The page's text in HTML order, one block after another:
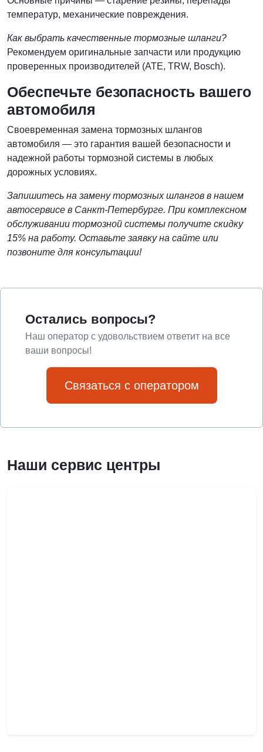
температур, механические повреждения.
Как выбрать качественные тормозные шланги?
Рекомендуем оригинальные запчасти или продукцию
проверенных производителей (ATE, TRW, Bosch).
Обеспечьте безопасность вашего
автомобиля
Своевременная замена тормозных шлангов
автомобиля — это гарантия вашей безопасности и
надежной работы тормозной системы в любых
дорожных условиях.
Запишитесь на замену тормозных шлангов в нашем
автосервисе в Санкт-Петербурге. При комплексном
обслуживании тормозной системы получите скидку
15% на работу. Оставьте заявку на сайте или
позвоните для консультации!
Остались вопросы?
Наш оператор с удовольствием ответит на все
ваши вопросы!
Связаться с оператором
Наши сервис центры